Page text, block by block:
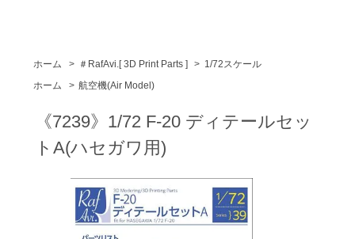
ホーム > ＃RafAvi.[ 3D Print Parts ] > 1/72スケール
ホーム
> 航空機(Air Model)
《7239》1/72 F-20 ディテールセッ
トA(ハセガワ用)